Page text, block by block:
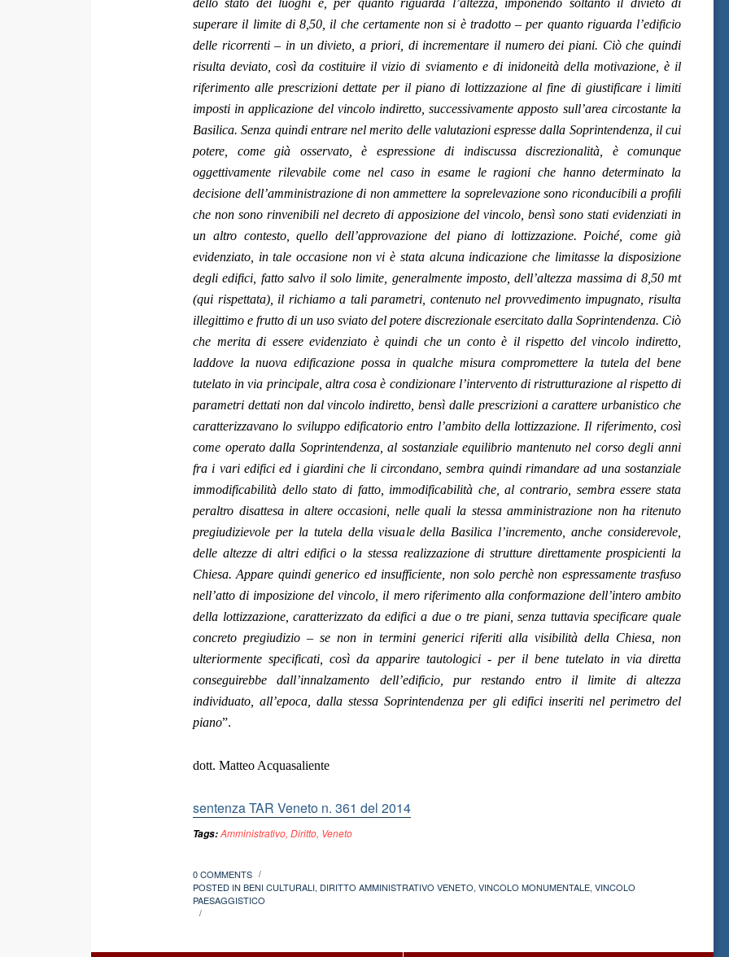
dello stato dei luoghi e, per quanto riguarda l’altezza, imponendo soltanto il divieto di
superare il limite di 8,50, il che certamente non si è tradotto – per quanto riguarda l’edificio
delle ricorrenti – in un divieto, a priori, di incrementare il numero dei piani. Ciò che quindi
risulta deviato, così da costituire il vizio di sviamento e di inidoneità della motivazione, è il
riferimento alle prescrizioni dettate per il piano di lottizzazione al fine di giustificare i limiti
imposti in applicazione del vincolo indiretto, successivamente apposto sull’area circostante la
Basilica. Senza quindi entrare nel merito delle valutazioni espresse dalla Soprintendenza, il cui
potere, come già osservato, è espressione di indiscussa discrezionalità, è comunque
oggettivamente rilevabile come nel caso in esame le ragioni che hanno determinato la
decisione dell’amministrazione di non ammettere la soprelevazione sono riconducibili a profili
che non sono rinvenibili nel decreto di apposizione del vincolo, bensì sono stati evidenziati in
un altro contesto, quello dell’approvazione del piano di lottizzazione. Poiché, come già
evidenziato, in tale occasione non vi è stata alcuna indicazione che limitasse la disposizione
degli edifici, fatto salvo il solo limite, generalmente imposto, dell’altezza massima di 8,50 mt
(qui rispettata), il richiamo a tali parametri, contenuto nel provvedimento impugnato, risulta
illegittimo e frutto di un uso sviato del potere discrezionale esercitato dalla Soprintendenza. Ciò
che merita di essere evidenziato è quindi che un conto è il rispetto del vincolo indiretto,
laddove la nuova edificazione possa in qualche misura compromettere la tutela del bene
tutelato in via principale, altra cosa è condizionare l’intervento di ristrutturazione al rispetto di
parametri dettati non dal vincolo indiretto, bensì dalle prescrizioni a carattere urbanistico che
caratterizzavano lo sviluppo edificatorio entro l’ambito della lottizzazione. Il riferimento, così
come operato dalla Soprintendenza, al sostanziale equilibrio mantenuto nel corso degli anni
fra i vari edifici ed i giardini che li circondano, sembra quindi rimandare ad una sostanziale
immodificabilità dello stato di fatto, immodificabilità che, al contrario, sembra essere stata
peraltro disattesa in altere occasioni, nelle quali la stessa amministrazione non ha ritenuto
pregiudizievole per la tutela della visuale della Basilica l’incremento, anche considerevole,
delle altezze di altri edifici o la stessa realizzazione di strutture direttamente prospicienti la
Chiesa. Appare quindi generico ed insufficiente, non solo perchè non espressamente trasfuso
nell’atto di imposizione del vincolo, il mero riferimento alla conformazione dell’intero ambito
della lottizzazione, caratterizzato da edifici a due o tre piani, senza tuttavia specificare quale
concreto pregiudizio – se non in termini generici riferiti alla visibilità della Chiesa, non
ulteriormente specificati, così da apparire tautologici - per il bene tutelato in via diretta
conseguirebbe dall’innalzamento dell’edificio, pur restando entro il limite di altezza
individuato, all’epoca, dalla stessa Soprintendenza per gli edifici inseriti nel perimetro del
piano”.
dott. Matteo Acquasaliente
sentenza TAR Veneto n. 361 del 2014
Tags:Amministrativo, Diritto, Veneto
0 COMMENTS /
POSTED IN BENI CULTURALI, DIRITTO AMMINISTRATIVO VENETO, VINCOLO MONUMENTALE, VINCOLO
PAESAGGISTICO
/